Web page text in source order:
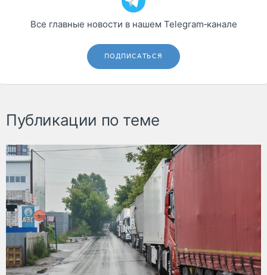
Все главные новости в нашем Telegram‑канале
ПОДПИСАТЬСЯ
Публикации по теме